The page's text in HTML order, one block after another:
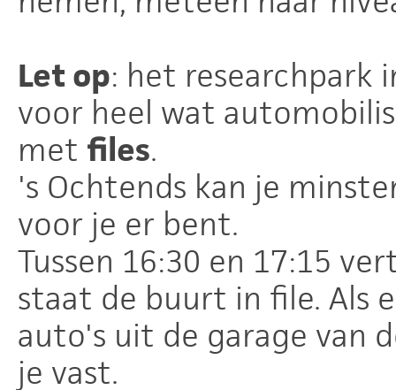
Let op: het researchpark
voor heel wat
met files.
's Ochtends kan je
voor je er bent.
Tussen 16:30 en 17:15
staat de buurt in file. Als
auto's uit de garage van
je vast.